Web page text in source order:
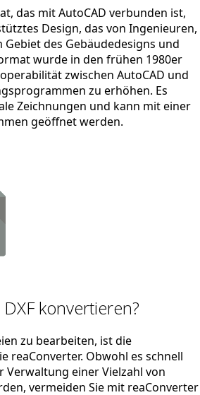
das mit AutoCAD verbunden ist,
Design, das von Ingenieuren,
des Gebäudedesigns und
wurde in den frühen 1980er
zwischen AutoCAD und
zu erhöhen. Es
Zeichnungen und kann mit einer
geöffnet werden.
konvertieren?
zu bearbeiten, ist die
reaConverter. Obwohl es schnell
Verwaltung einer Vielzahl von
vermeiden Sie mit reaConverter